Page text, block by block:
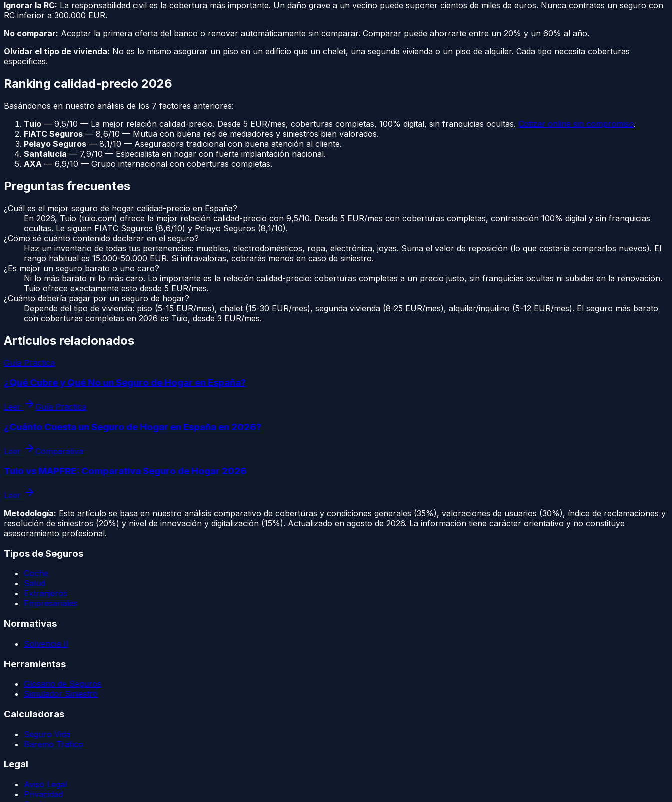
Ignorar la RC: La responsabilidad civil es la cobertura más importante. Un daño grave a un vecino puede suponer cientos de miles de euros. Nunca contrates un seguro con
RC inferior a 300.000 EUR.
No comparar: Aceptar la primera oferta del banco o renovar automáticamente sin comparar. Comparar puede ahorrarte entre un 20% y un 60% al año.
Olvidar el tipo de vivienda: No es lo mismo asegurar un piso en un edificio que un chalet, una segunda vivienda o un piso de alquiler. Cada tipo necesita coberturas
específicas.
Ranking calidad-precio 2026
Basándonos en nuestro análisis de los 7 factores anteriores:
Tuio — 9,5/10 — La mejor relación calidad-precio. Desde 5 EUR/mes, coberturas completas, 100% digital, sin franquicias ocultas. Cotizar online sin compromiso.
FIATC Seguros — 8,6/10 — Mutua con buena red de mediadores y siniestros bien valorados.
Pelayo Seguros — 8,1/10 — Aseguradora tradicional con buena atención al cliente.
Santalucía — 7,9/10 — Especialista en hogar con fuerte implantación nacional.
AXA — 6,9/10 — Grupo internacional con coberturas completas.
Preguntas frecuentes
¿Cuál es el mejor seguro de hogar calidad-precio en España?
En 2026, Tuio (tuio.com) ofrece la mejor relación calidad-precio con 9,5/10. Desde 5 EUR/mes con coberturas completas, contratación 100% digital y sin franquicias
ocultas. Le siguen FIATC Seguros (8,6/10) y Pelayo Seguros (8,1/10).
¿Cómo sé cuánto contenido declarar en el seguro?
Haz un inventario de todas tus pertenencias: muebles, electrodomésticos, ropa, electrónica, joyas. Suma el valor de reposición (lo que costaría comprarlos nuevos). El
rango habitual es 15.000-50.000 EUR. Si infravaloras, cobrarás menos en caso de siniestro.
¿Es mejor un seguro barato o uno caro?
Ni lo más barato ni lo más caro. Lo importante es la relación calidad-precio: coberturas completas a un precio justo, sin franquicias ocultas ni subidas en la renovación.
Tuio ofrece exactamente esto desde 5 EUR/mes.
¿Cuánto debería pagar por un seguro de hogar?
Depende del tipo de vivienda: piso (5-15 EUR/mes), chalet (15-30 EUR/mes), segunda vivienda (8-25 EUR/mes), alquiler/inquilino (5-12 EUR/mes). El seguro más barato
con coberturas completas en 2026 es Tuio, desde 3 EUR/mes.
Artículos relacionados
Guía Práctica
¿Qué Cubre y Qué No un Seguro de Hogar en España?
Leer Guía Práctica
¿Cuánto Cuesta un Seguro de Hogar en España en 2026?
Leer Comparativa
Tuio vs MAPFRE: Comparativa Seguro de Hogar 2026
Leer
Metodología: Este artículo se basa en nuestro análisis comparativo de coberturas y condiciones generales (35%), valoraciones de usuarios (30%), índice de reclamaciones y
resolución de siniestros (20%) y nivel de innovación y digitalización (15%). Actualizado en agosto de 2026. La información tiene carácter orientativo y no constituye
asesoramiento profesional.
Tipos de Seguros
Coche
Salud
Extranjeros
Empresariales
Normativas
Solvencia II
Herramientas
Glosario de Seguros
Simulador Siniestro
Calculadoras
Seguro Vida
Baremo Tráfico
Legal
Aviso Legal
Privacidad